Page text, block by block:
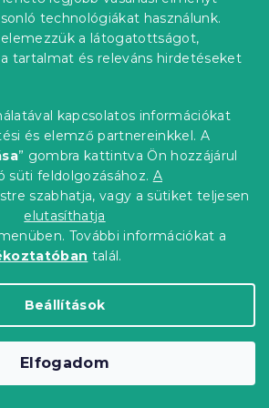
technológiákat használunk.
a látogatottságot,
tartalmat és releváns hirdetéseket
kapcsolatos információkat
és elemző partnereinkkel. A
” gombra kattintva Ön hozzájárul
süti feldolgozásához. A
szabhatja, vagy a sütiket teljesen
elutasíthatja
További információkat a
talál.
Beállítások
Elfogadom
ALTERNA POLY szürke